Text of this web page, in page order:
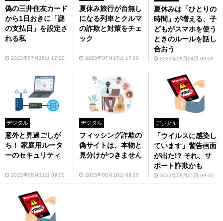
偽の三井住友カード
から1日おきに「謎
の支払日」を設定さ
れる私
2023年07月26日 17:00
夏休み旅行が台無し
になる列車とクルマ
の詐欺と対策をチェ
ック
2023年07月27日 17:00
夏休みは「ひとりの
時間」が増える、子
どもがスマホを使う
ときのルールを話し
合おう
2023年08月04日 09:00
デジタル
意外と見過ごしが
ち！ 家庭用ルータ
ーのセキュリティ
2023年08月11日 09:00
デジタル
フィッシング詐欺の
偽サイトは、本物と
見分けがつきません
2023年08月18日 09:00
デジタル
「ウイルスに感染し
ています」警告画面
が出た!? それ、サ
ポート詐欺かも
2023年08月25日 09:00